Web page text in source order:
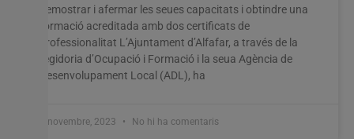
demostrar i afermar les seues capacitats i obtindre una
formació acreditada amb dos certificats de
professionalitat L’Ajuntament d’Alfafar, a través de la
regidoria d’Ocupació i Formació i la seua Agència de
Desenvolupament Local (ADL), ha
7 novembre, 2023 No hi ha comentaris